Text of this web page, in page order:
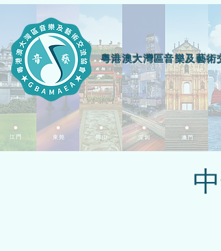
粵港澳大灣區音樂及藝術